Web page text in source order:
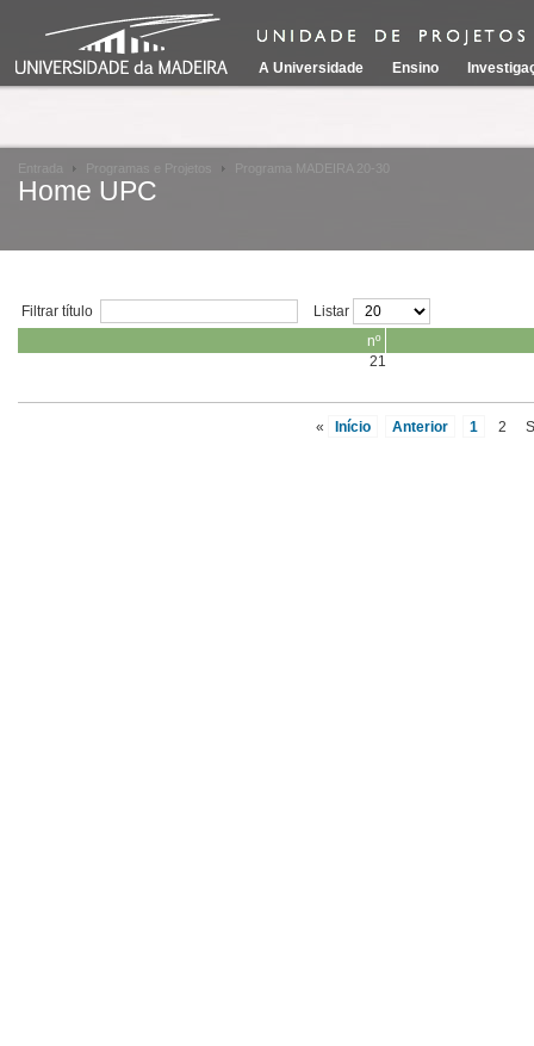
A Universidade Ensino
Entrada Programas e Projetos Programa MADEIRA 20-30
Home UPC
Filtrar título Listar
nº
21
« Início Anterior 1 2